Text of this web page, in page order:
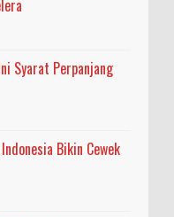
Syarat Perpanjang
Bikin Cewek